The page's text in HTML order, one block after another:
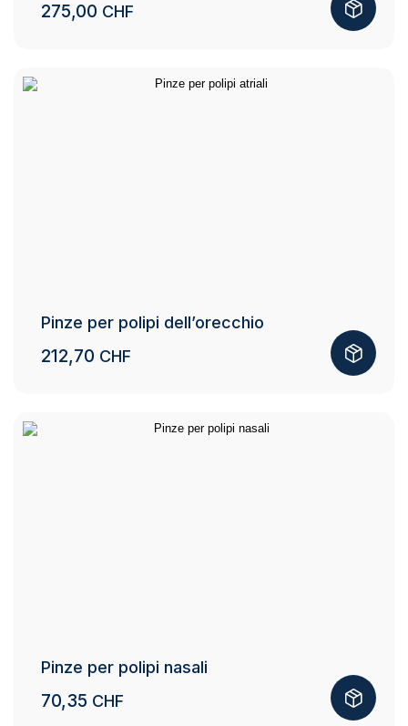
275,00 CHF
Pinze per polipi dell’orecchio
212,70 CHF
Pinze per polipi nasali
70,35 CHF